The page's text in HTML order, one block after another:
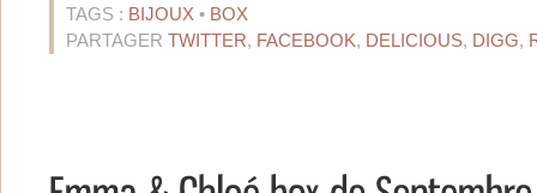
TAGS : BIJOUX • BOX
PARTAGER TWITTER, FACEBOOK, DELICIOUS, DIGG,